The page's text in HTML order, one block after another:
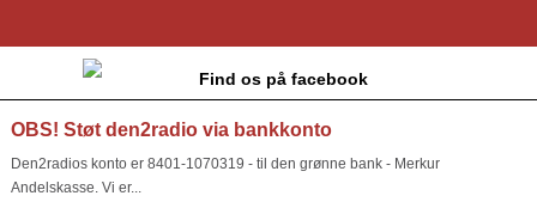
Find os på facebook
OBS! Støt den2radio via bankkonto
Den2radios konto er 8401-1070319 - til den grønne bank - Merkur
Andelskasse. Vi er...